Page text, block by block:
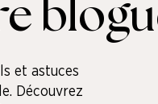
et astuces
Découvrez